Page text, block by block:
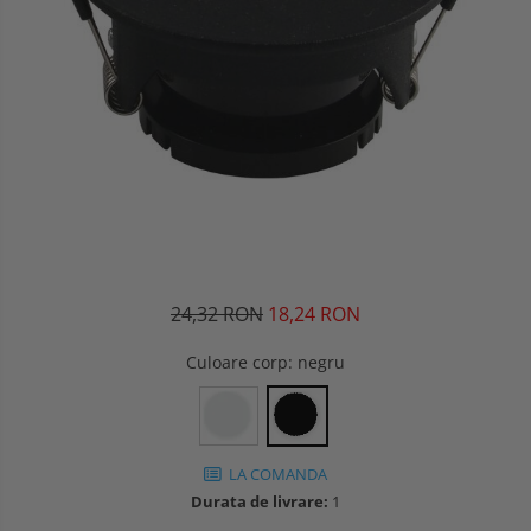
24,32 RON 18,24 RON
Culoare corp: negru
LA COMANDA
Durata de livrare: 1